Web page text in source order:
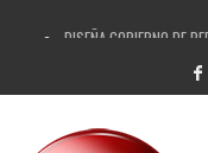
DISEÑA GOBIERNO DE
REFRENDAN LOS 28
FORTALECE